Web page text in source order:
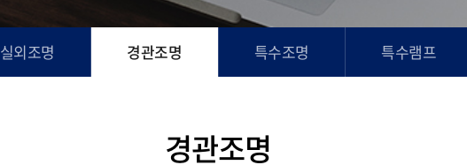
실외조명 경관조명 특수조명 특수램프
경관조명